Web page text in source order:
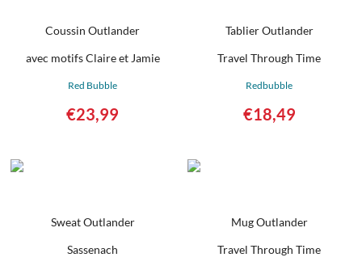
Coussin Outlander
avec motifs Claire et Jamie
Red Bubble
€23,99
Tablier Outlander
Travel Through Time
Redbubble
€18,49
Sweat Outlander
Sassenach
Mug Outlander
Travel Through Time